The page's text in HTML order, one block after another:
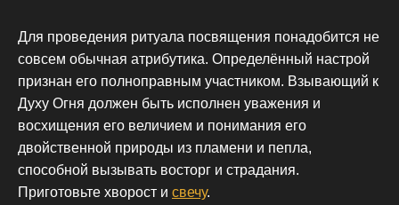
Для проведения ритуала посвящения понадобится не
совсем обычная атрибутика. Определённый настрой
признан его полноправным участником. Взывающий к
Духу Огня должен быть исполнен уважения и
восхищения его величием и понимания его
двойственной природы из пламени и пепла,
способной вызывать восторг и страдания.
Приготовьте хворост и свечу.